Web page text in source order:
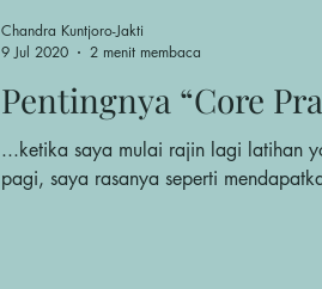
Pentingnya “Core
...ketika saya mulai rajin lagi latihan
pagi, saya rasanya seperti
Chandra Kuntjoro-Jakti
9 Jul 2020
2 menit membaca